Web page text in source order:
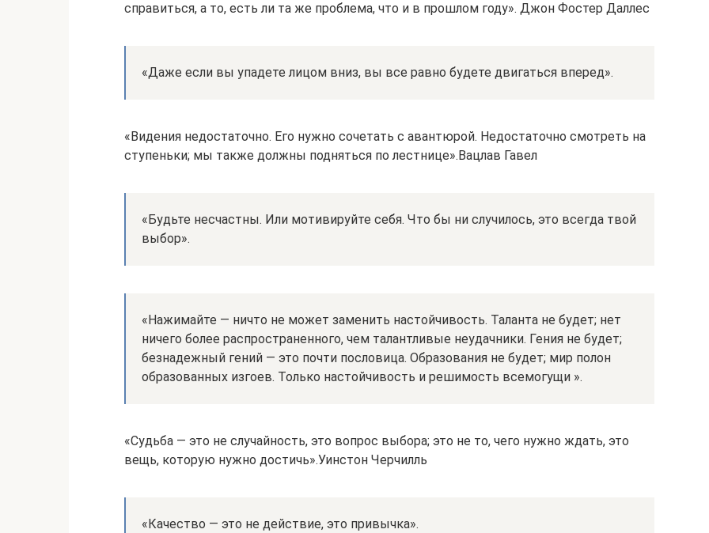
справиться, а то, есть ли та же проблема, что и в прошлом году». Джон Фостер Даллес
«Даже если вы упадете лицом вниз, вы все равно будете двигаться вперед».
«Видения недостаточно. Его нужно сочетать с авантюрой. Недостаточно смотреть на
ступеньки; мы также должны подняться по лестнице».Вацлав Гавел
«Будьте несчастны. Или мотивируйте себя. Что бы ни случилось, это всегда твой
выбор».
«Нажимайте — ничто не может заменить настойчивость. Таланта не будет; нет
ничего более распространенного, чем талантливые неудачники. Гения не будет;
безнадежный гений — это почти пословица. Образования не будет; мир полон
образованных изгоев. Только настойчивость и решимость всемогущи ».
«Судьба — это не случайность, это вопрос выбора; это не то, чего нужно ждать, это
вещь, которую нужно достичь».Уинстон Черчилль
«Качество — это не действие, это привычка».